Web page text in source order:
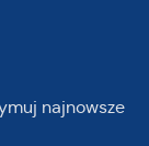
najnowsze